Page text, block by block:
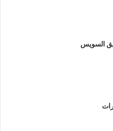
الخدمة وفي
خدمات عالية الجودة مع
كنت بحاجة إلى
يقدم لك أفضل الحلول بأسعار
السويس